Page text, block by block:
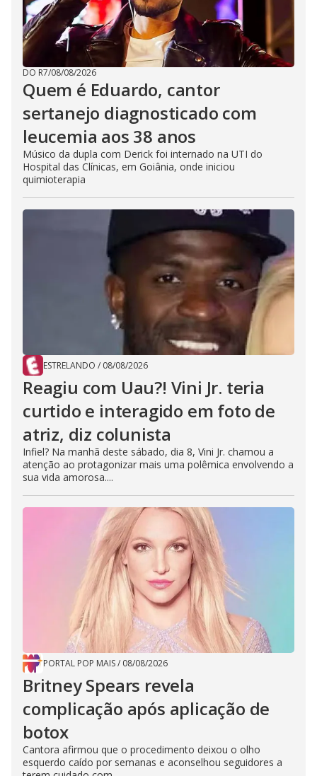
DO R7/08/08/2026
Quem é Eduardo, cantor
sertanejo diagnosticado com
leucemia aos 38 anos
Músico da dupla com Derick foi internado na UTI do
Hospital das Clínicas, em Goiânia, onde iniciou
quimioterapia
ESTRELANDO / 08/08/2026
Reagiu com Uau?! Vini Jr. teria
curtido e interagido em foto de
atriz, diz colunista
Infiel? Na manhã deste sábado, dia 8, Vini Jr. chamou a
atenção ao protagonizar mais uma polêmica envolvendo a
sua vida amorosa....
PORTAL POP MAIS/ 08/08/2026
Britney Spears revela
complicação após aplicação de
botox
Cantora afirmou que o procedimento deixou o olho
esquerdo caído por semanas e aconselhou seguidores a